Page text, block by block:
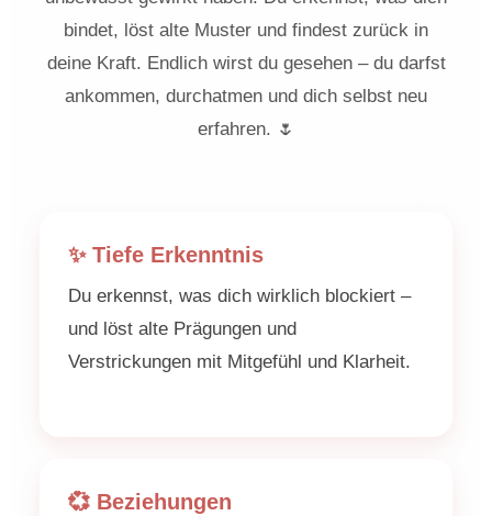
bindet, löst alte Muster und findest zurück in
deine Kraft. Endlich wirst du gesehen – du darfst
ankommen, durchatmen und dich selbst neu
erfahren. 🌷
✨ Tiefe Erkenntnis
Du erkennst, was dich wirklich blockiert –
und löst alte Prägungen und
Verstrickungen mit Mitgefühl und Klarheit.
💞 Beziehungen